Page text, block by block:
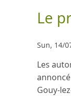
Le
Sun, 14/
Les
Gouy-